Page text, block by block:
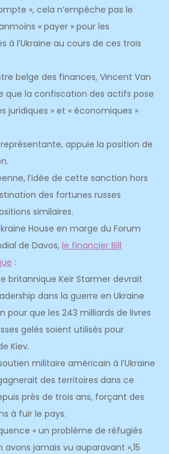
», cela n’empêche pas le
« payer » pour les
à l’Ukraine au cours de ces trois
belge des finances, Vincent Van
que la confiscation des actifs pose
juridiques » et « économiques »
appuie la position de
l’idée de cette sanction hors
des fortunes russes
similaires.
House en marge du Forum
de Davos,le financier Bill
:
britannique Keir Starmer devrait
dans la guerre en Ukraine
pour que les 243 milliards de livres
gelés soient utilisés pour
Kiev.
militaire américain à l’Ukraine
des territoires dans ce
près de trois ans, forçant des
à fuir le pays.
« un problème de réfugiés
avons jamais vu auparavant »,15